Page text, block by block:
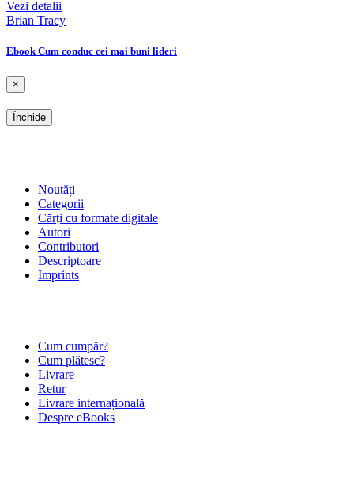
Vezi detalii
Brian Tracy
Ebook Cum conduc cei mai buni lideri
×
Închide
Noutăți
Categorii
Cărți cu formate digitale
Autori
Contributori
Descriptoare
Imprints
Cum cumpăr?
Cum plătesc?
Livrare
Retur
Livrare internațională
Despre eBooks